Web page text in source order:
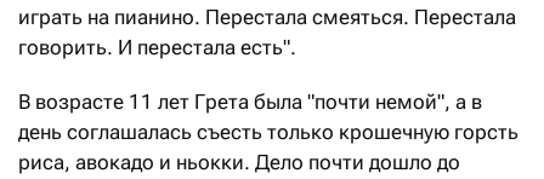
играть на пианино. Перестала смеяться. Перестала
говорить. И перестала есть".
В возрасте 11 лет Грета была "почти немой", а в
день соглашалась съесть только крошечную горсть
риса, авокадо и ньокки. Дело почти дошло до